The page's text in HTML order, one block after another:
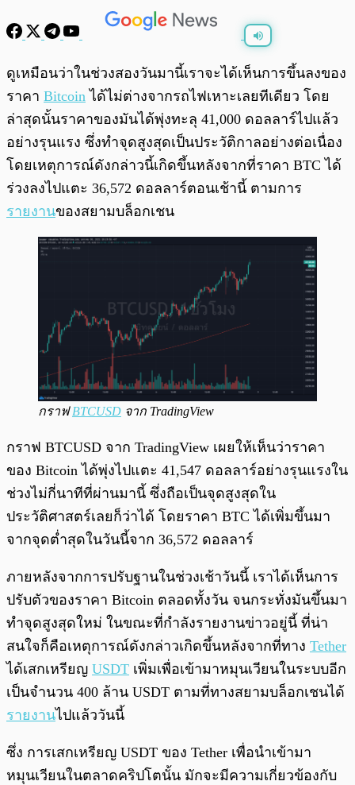
พร้อมเล่น /
ดูเหมือนว่าในช่วงสองวันมานี้เราจะได้เห็นการขึ้นลงของ
ราคา Bitcoin ได้ไม่ต่างจากรถไฟเหาะเลยทีเดียว โดย
ล่าสุดนั้นราคาของมันได้พุ่งทะลุ 41,000 ดอลลาร์ไปแล้ว
อย่างรุนแรง ซึ่งทำจุดสูงสุดเป็นประวัติกาลอย่างต่อเนื่อง
โดยเหตุการณ์ดังกล่าวนี้เกิดขึ้นหลังจากที่ราคา BTC ได้
ร่วงลงไปแตะ 36,572 ดอลลาร์ตอนเช้านี้ ตามการ
รายงานของสยามบล็อกเชน
กราฟBTCUSD จาก TradingView
กราฟ BTCUSD จาก TradingView เผยให้เห็นว่าราคา
ของ Bitcoin ได้พุ่งไปแตะ 41,547 ดอลลาร์อย่างรุนแรงใน
ช่วงไม่กี่นาทีที่ผ่านมานี้ ซึ่งถือเป็นจุดสูงสุดใน
ประวัติศาสตร์เลยก็ว่าได้ โดยราคา BTC ได้เพิ่มขึ้นมา
จากจุดต่ำสุดในวันนี้จาก 36,572 ดอลลาร์
ภายหลังจากการปรับฐานในช่วงเช้าวันนี้ เราได้เห็นการ
ปรับตัวของราคา Bitcoin ตลอดทั้งวัน จนกระทั่งมันขึ้นมา
ทำจุดสูงสุดใหม่ ในขณะที่กำลังรายงานข่าวอยู่นี้ ที่น่า
สนใจก็คือเหตุการณ์ดังกล่าวเกิดขึ้นหลังจากที่ทาง Tether
ได้เสกเหรียญ USDT เพิ่มเพื่อเข้ามาหมุนเวียนในระบบอีก
เป็นจำนวน 400 ล้าน USDT ตามที่ทางสยามบล็อกเชนได้
รายงานไปแล้ววันนี้
ซึ่ง การเสกเหรียญ USDT ของ Tether เพื่อนำเข้ามา
หมุนเวียนในตลาดคริปโตนั้น มักจะมีความเกี่ยวข้องกับ